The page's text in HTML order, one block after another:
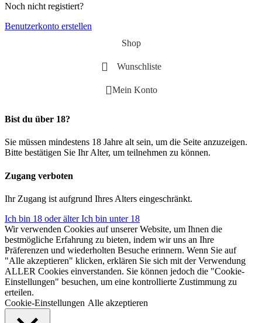
Noch nicht registiert?
Benutzerkonto erstellen
Shop
Wunschliste
Mein Konto
Bist du über 18?
Sie müssen mindestens 18 Jahre alt sein, um die Seite anzuzeigen.
Bitte bestätigen Sie Ihr Alter, um teilnehmen zu können.
Zugang verboten
Ihr Zugang ist aufgrund Ihres Alters eingeschränkt.
Ich bin 18 oder älterIch bin unter 18
Wir verwenden Cookies auf unserer Website, um Ihnen die
bestmögliche Erfahrung zu bieten, indem wir uns an Ihre
Präferenzen und wiederholten Besuche erinnern. Wenn Sie auf
"Alle akzeptieren" klicken, erklären Sie sich mit der Verwendung
ALLER Cookies einverstanden. Sie können jedoch die "Cookie-
Einstellungen" besuchen, um eine kontrollierte Zustimmung zu
erteilen.
Cookie-Einstellungen Alle akzeptieren